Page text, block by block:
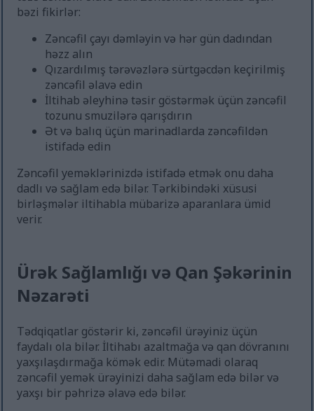
bəzi fikirlər:
Zəncəfil çayı dəmləyin və hər gün dadından
həzz alın
Qızardılmış tərəvəzlərə sürtgəcdən keçirilmiş
zəncəfil əlavə edin
İltihab əleyhinə təsir göstərmək üçün zəncəfil
tozunu smuzilərə qarışdırın
Ət və balıq üçün marinadlarda zəncəfildən
istifadə edin
Zəncəfil yeməklərinizdə istifadə etmək onu daha
dadlı və sağlam edə bilər. Tərkibindəki xüsusi
birləşmələr iltihabla mübarizə aparanlara ümid
verir.
Ürək Sağlamlığı və Qan Şəkərinin
Nəzarəti
Tədqiqatlar göstərir ki, zəncəfil ürəyiniz üçün
faydalı ola bilər. İltihabı azaltmağa və qan dövranını
yaxşılaşdırmağa kömək edir. Mütəmadi olaraq
zəncəfil yemək ürəyinizi daha sağlam edə bilər və
yaxşı bir pəhrizə əlavə edə bilər.